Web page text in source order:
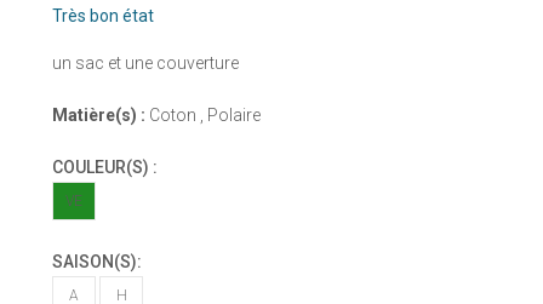
Très bon état
un sac et une couverture
Matière(s) : Coton , Polaire
COULEUR(S) :
VE
SAISON(S):
A H